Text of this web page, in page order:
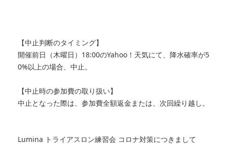
【中止判断のタイミング】
開催前日（木曜日）18:00のYahoo！天気にて、降水確率が5
0%以上の場合、中止。
【中止時の参加費の取り扱い】
中止となった際は、参加費全額返金または、次回繰り越し。
Lumina トライアスロン練習会 コロナ対策につきまして